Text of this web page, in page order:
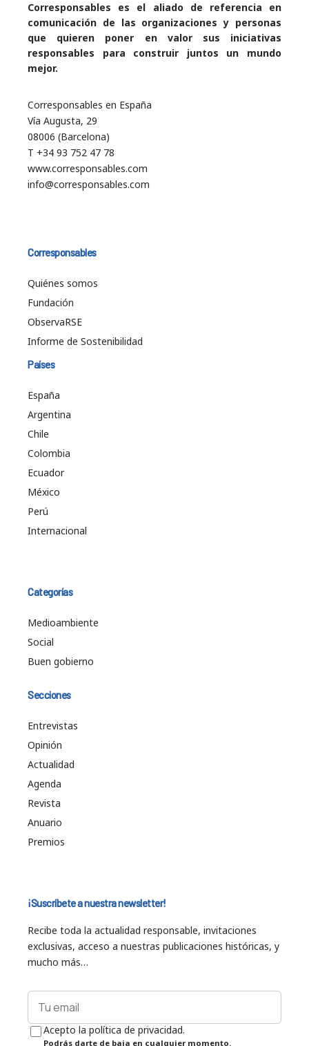
Corresponsables es el aliado de referencia en
comunicación de las organizaciones y personas
que quieren poner en valor sus iniciativas
responsables para construir juntos un mundo
mejor.
Corresponsables en España
Vía Augusta, 29
08006 (Barcelona)
T +34 93 752 47 78
www.corresponsables.com
info@corresponsables.com
Corresponsables
Quiénes somos
Fundación
ObservaRSE
Informe de Sostenibilidad
Países
España
Argentina
Chile
Colombia
Ecuador
México
Perú
Internacional
Categorías
Medioambiente
Social
Buen gobierno
Secciones
Entrevistas
Opinión
Actualidad
Agenda
Revista
Anuario
Premios
¡Suscríbete a nuestra newsletter!
Recibe toda la actualidad responsable, invitaciones
exclusivas, acceso a nuestras publicaciones históricas, y
mucho más…
Acepto la política de privacidad.
Podrás darte de baja en cualquier momento.